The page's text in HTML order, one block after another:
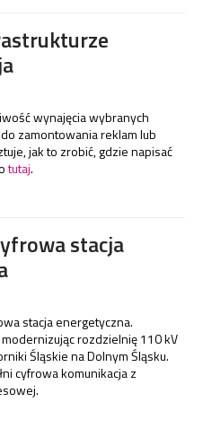
wynajęcia wybranych
zamontowania reklam lub
jak to zrobić, gdzie napisać
tutaj.
stacja
stacja energetyczna.
modernizując rozdzielnię 110 kV
Śląskie na Dolnym Śląsku.
cyfrowa komunikacja z